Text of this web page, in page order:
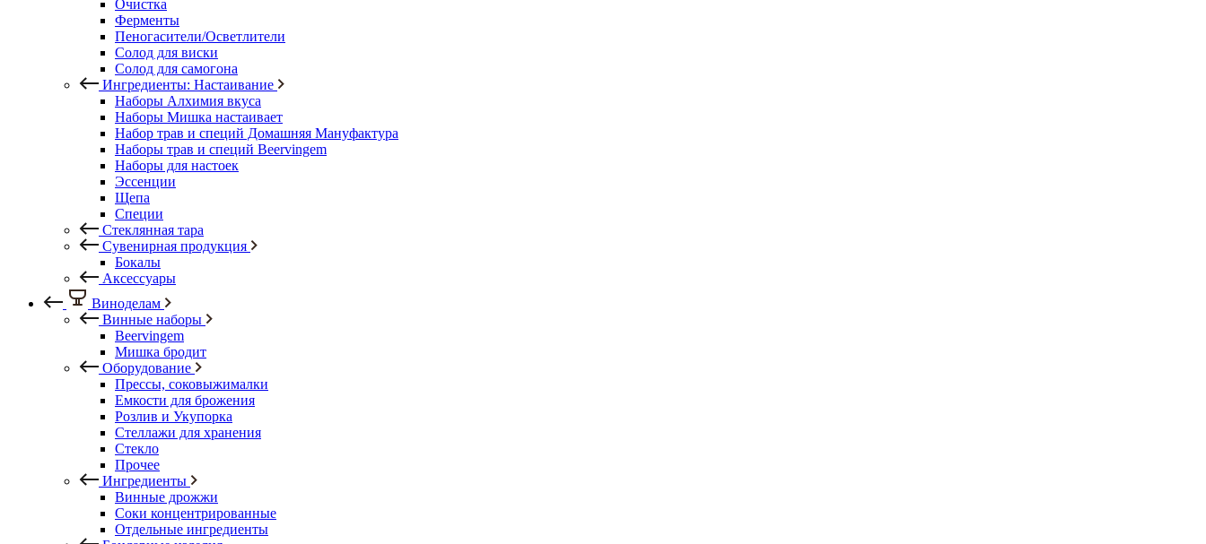
Очистка
Ферменты
Пеногасители/Осветлители
Солод для виски
Солод для самогона
Ингредиенты: Настаивание
Наборы Алхимия вкуса
Наборы Мишка настаивает
Набор трав и специй Домашняя Мануфактура
Наборы трав и специй Beervingem
Наборы для настоек
Эссенции
Щепа
Специи
Стеклянная тара
Сувенирная продукция
Бокалы
Аксессуары
Виноделам
Винные наборы
Beervingem
Мишка бродит
Оборудование
Прессы, соковыжималки
Емкости для брожения
Розлив и Укупорка
Стеллажи для хранения
Стекло
Прочее
Ингредиенты
Винные дрожжи
Соки концентрированные
Отдельные ингредиенты